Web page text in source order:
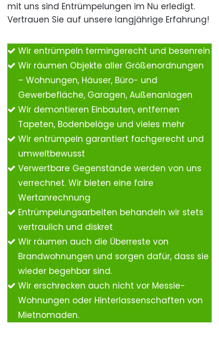
mit uns sind Entrümpelungen im Nu erledigt.
Vertrauen Sie auf unsere langjährige Erfahrung!
Wir entrümpeln termingerecht und besenrein
Wir räumen Objekte aller Größenordnungen
– Wohnungen, Häuser, Büro- und
Gewerbefläche, Garagen, Außenanlagen
Wir demontieren Einbauten, entfernen
Tapeten, Bodenbeläge und vieles mehr
Wir entrümpeln garantiert fachgerecht und
umweltbewusst
Verwertbare Gegenstände werden von uns
verrechnet. Wir bieten eine faire
Wertanrechnung
Entrümpelungsarbeiten behandeln wir stets
vertraulich und diskret
Wir räumen auch die Überreste von
Brandwohnungen und sorgen dafür, dass sie
wieder begehbar sind.
Wir erschrecken auch nicht vor Messie-
Wohnungen oder Hinterlassenschaften von
Mietnomaden.